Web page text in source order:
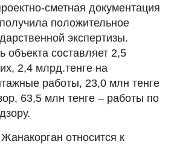
сметная документация
положительное
экспертизы.
объекта составляет 2,5
2,4 млрд.тенге на
работы, 23,0 млн тенге
63,5 млн тенге – работы по
относится к